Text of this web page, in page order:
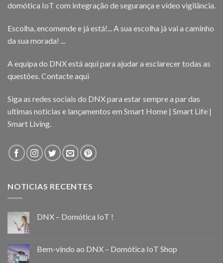
domótica IoT com integração de segurança e vídeo vigilância.
Escolha, encomende e já está!... A sua escolha já vai a caminho
da sua morada! ...
A equipa do DNX está aqui para ajudar a esclarecer todas as
questões.Contacte aqui
Siga as redes sociais do DNX para estar sempre a par das
ultimas noticias e lançamentos em Smart Home | Smart Life |
Smart Living.
NOTICIAS RECENTES
DNX – Domótica IoT !
Bem-vindo ao DNX – Domótica IoT Shop